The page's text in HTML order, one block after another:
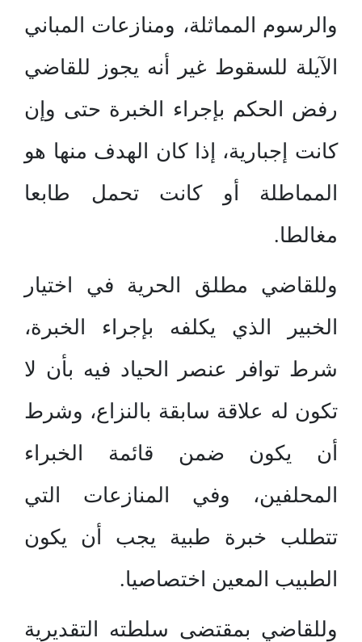
والرسوم المماثلة، ومنازعات المباني
الآيلة للسقوط غير أنه يجوز للقاضي
رفض الحكم بإجراء الخبرة حتى وإن
كانت إجبارية، إذا كان الهدف منها هو
المماطلة أو كانت تحمل طابعا
مغالطا.
وللقاضي مطلق الحرية في اختيار
الخبير الذي يكلفه بإجراء الخبرة،
شرط توافر عنصر الحياد فيه بأن لا
تكون له علاقة سابقة بالنزاع، وشرط
أن يكون ضمن قائمة الخبراء
المحلفين، وفي المنازعات التي
تتطلب خبرة طبية يجب أن يكون
الطبيب المعين اختصاصيا.
وللقاضي بمقتضى سلطته التقديرية